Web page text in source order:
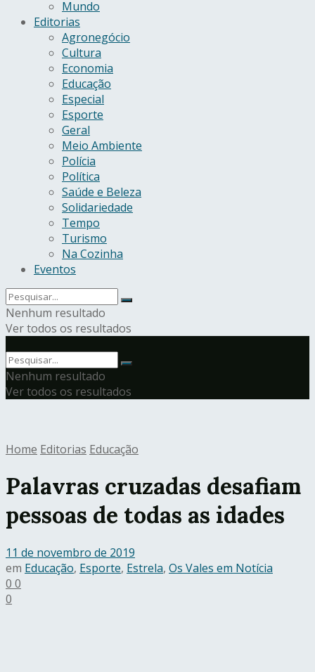
Mundo
Editorias
Agronegócio
Cultura
Economia
Educação
Especial
Esporte
Geral
Meio Ambiente
Polícia
Política
Saúde e Beleza
Solidariedade
Tempo
Turismo
Na Cozinha
Eventos
Nenhum resultado
Ver todos os resultados
Nenhum resultado
Ver todos os resultados
Home Editorias Educação
Palavras cruzadas desafiam
pessoas de todas as idades
11 de novembro de 2019
em Educação, Esporte, Estrela, Os Vales em Notícia
0 0
0